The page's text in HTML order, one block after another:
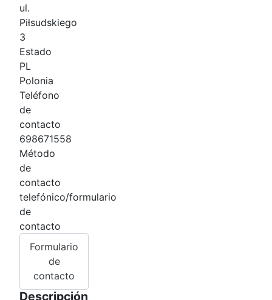
ul.
Piłsudskiego
3
Estado
PL
Polonia
Teléfono
de
contacto
698671558
Método
de
contacto
telefónico/formulario
de
contacto
Formulario
de
contacto
Descripción